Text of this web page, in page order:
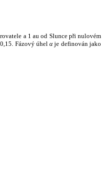
a 1 au od Slunce při nulovém
Fázový úhelα je definován jako